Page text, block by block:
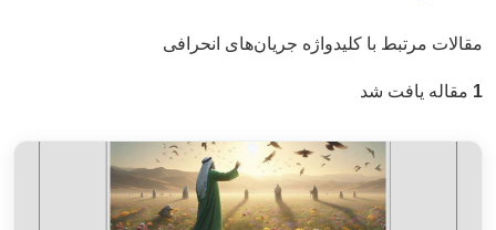
مقالات مرتبط با کلیدواژه جریان‌های انحرافی
1 مقاله یافت شد